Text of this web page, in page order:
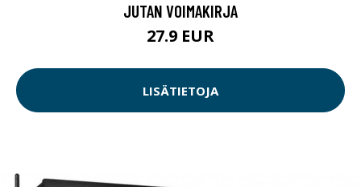
JUTAN VOIMAKIRJA
27.9 EUR
LISÄTIETOJA